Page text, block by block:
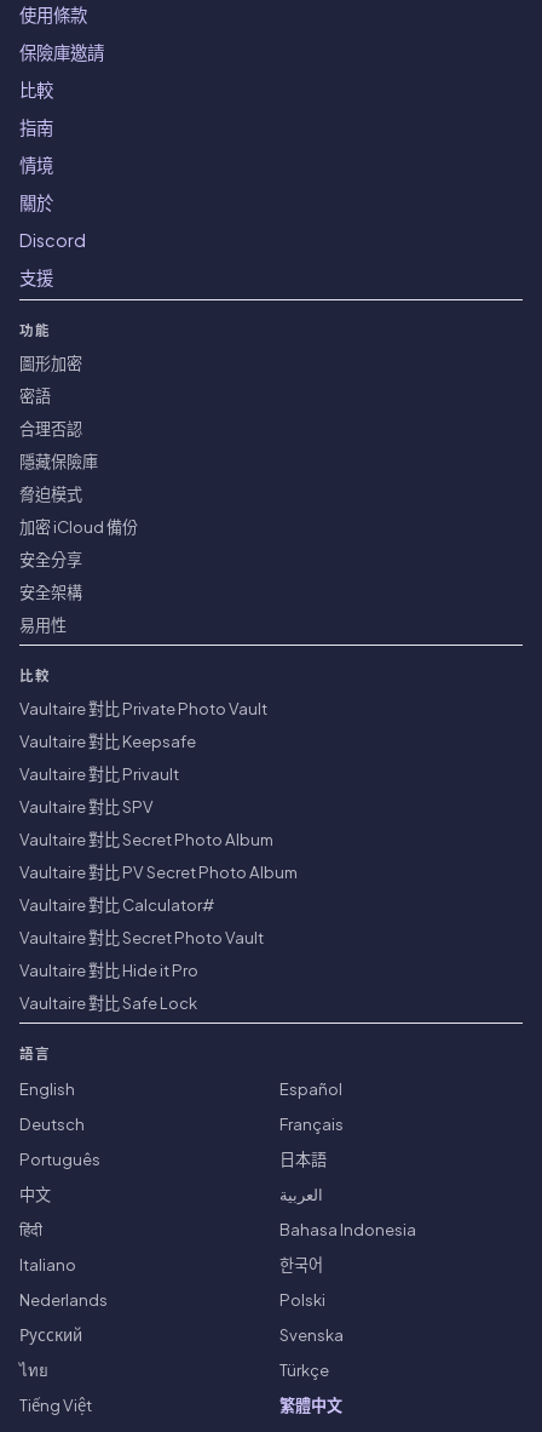
使用條款
保險庫邀請
比較
指南
情境
關於
Discord
支援
功能
圖形加密
密語
合理否認
隱藏保險庫
脅迫模式
加密 iCloud 備份
安全分享
安全架構
易用性
比較
Vaultaire 對比 Private Photo Vault
Vaultaire 對比 Keepsafe
Vaultaire 對比 Privault
Vaultaire 對比 SPV
Vaultaire 對比 Secret Photo Album
Vaultaire 對比 PV Secret Photo Album
Vaultaire 對比 Calculator#
Vaultaire 對比 Secret Photo Vault
Vaultaire 對比 Hide it Pro
Vaultaire 對比 Safe Lock
語言
English
Español
Deutsch
Français
Português
日本語
中文
العربية
हिंदी
Bahasa Indonesia
Italiano
한국어
Nederlands
Polski
Русский
Svenska
ไทย
Türkçe
Tiếng Việt
繁體中文